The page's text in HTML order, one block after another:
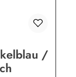
/